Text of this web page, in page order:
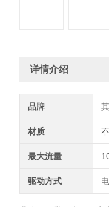
详情介绍
品牌
材质
最大流量
驱动方式